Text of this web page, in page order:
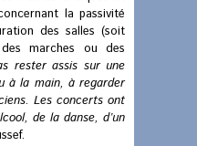
la passivité
des salles (soit
marches ou des
rester assis sur une
à la main, à regarder
Les concerts ont
de la danse, d’un